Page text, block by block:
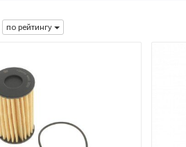
по рейтингу